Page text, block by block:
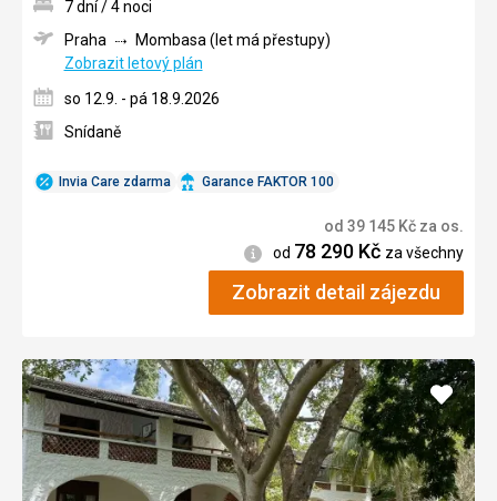
Invia Care zdarma Garance FAKTOR 100
7 dní / 4 noci
Praha
Mombasa (let má přestupy)
Zobrazit letový plán
so 12.9. - pá 18.9.2026
Snídaně
od 39 145 Kč za os.
Informace
od 78 290 Kč za všechny
Zobrazit detail zájezdu
Přidat
do